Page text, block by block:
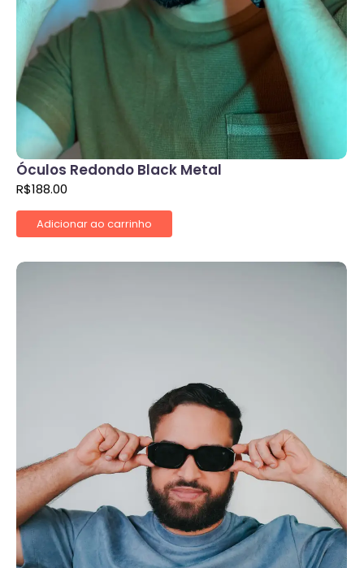
Óculos Redondo Black Metal
R$188.00
Adicionar ao carrinho